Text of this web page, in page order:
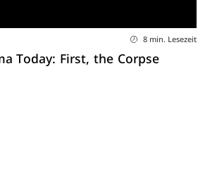
8 min. Lesezeit
Today: First, the Corpse